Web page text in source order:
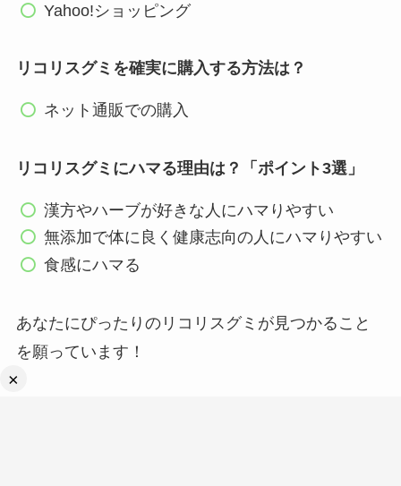
×
Yahoo!ショッピング
リコリスグミを確実に購入する方法は？
ネット通販での購入
リコリスグミにハマる理由は？「ポイント3選」
漢方やハーブが好きな人にハマりやすい
無添加で体に良く健康志向の人にハマりやすい
食感にハマる
あなたにぴったりのリコリスグミが見つかること
を願っています！